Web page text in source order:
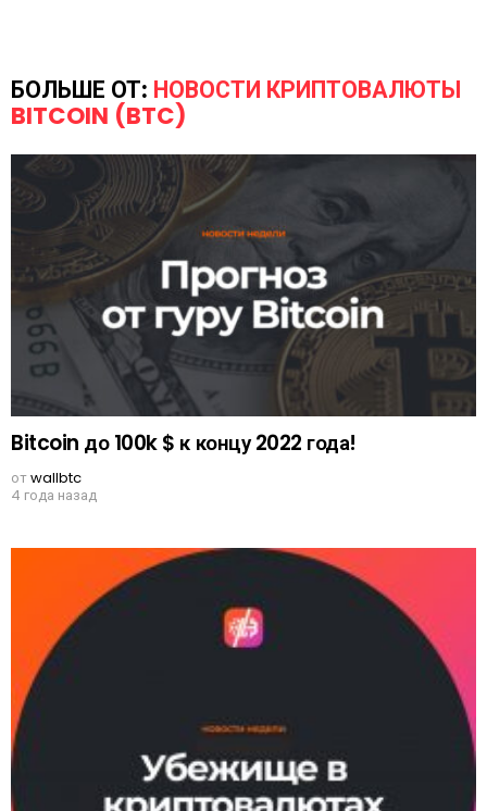
БОЛЬШЕ ОТ: НОВОСТИ КРИПТОВАЛЮТЫ
BITCOIN (BTC)
Bitcoin до 100k $ к концу 2022 года!
отwallbtc
4 года назад